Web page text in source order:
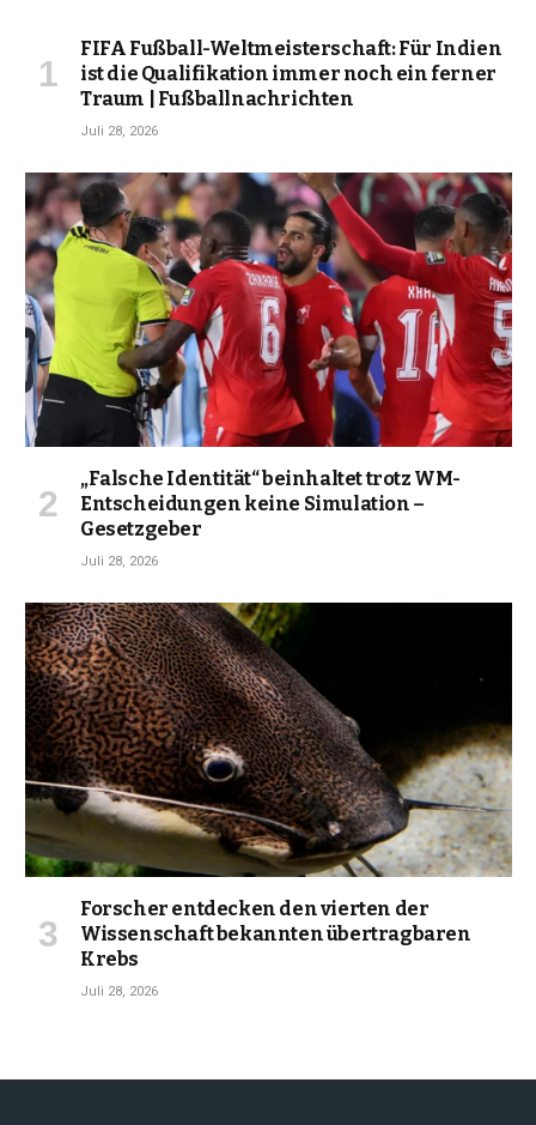
FIFA Fußball-Weltmeisterschaft: Für Indien
ist die Qualifikation immer noch ein ferner
Traum | Fußballnachrichten
Juli 28, 2026
„Falsche Identität“ beinhaltet trotz WM-
Entscheidungen keine Simulation –
Gesetzgeber
Juli 28, 2026
Forscher entdecken den vierten der
Wissenschaft bekannten übertragbaren
Krebs
Juli 28, 2026